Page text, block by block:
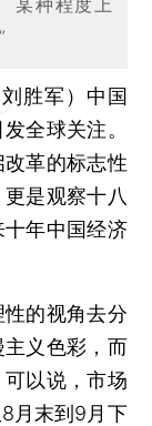
某种程度上
胜军） 中国
全球关注。
革的标志性
是观察十八
年中国经济
的视角去分
义色彩，而
以说，市场
月末到9月下